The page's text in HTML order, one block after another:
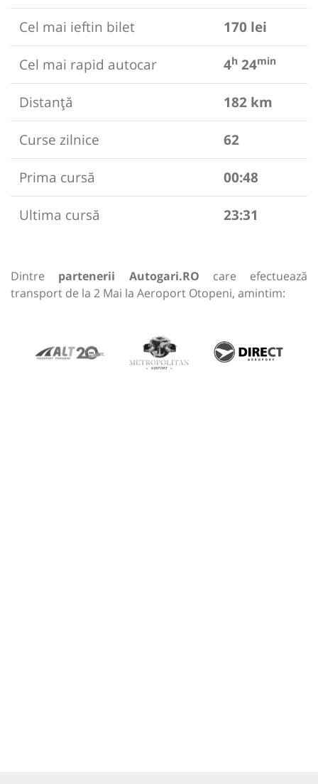
Cel mai ieftin bilet
170 lei
Cel mai rapid autocar
4h 24min
Distanță
182 km
Curse zilnice
62
Prima cursă
00:48
Ultima cursă
23:31
Dintre partenerii Autogari.RO care efectuează
transport de la 2 Mai la Aeroport Otopeni, amintim: